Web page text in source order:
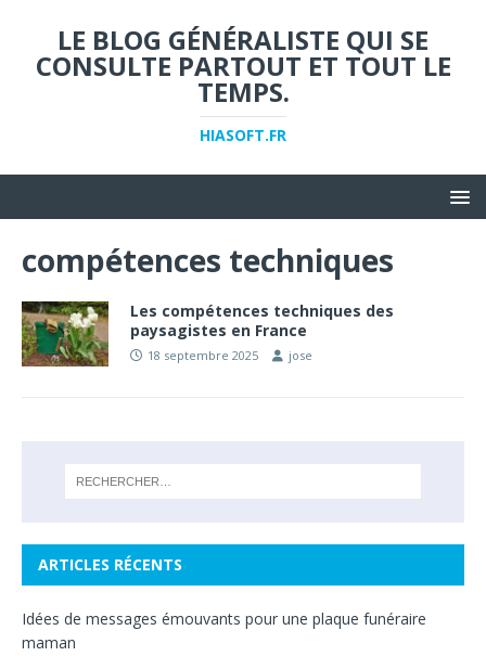
LE BLOG GÉNÉRALISTE QUI SE
CONSULTE PARTOUT ET TOUT LE
TEMPS.
HIASOFT.FR
compétences techniques
Les compétences techniques des
paysagistes en France
18 septembre 2025 jose
ARTICLES RÉCENTS
Idées de messages émouvants pour une plaque funéraire
maman